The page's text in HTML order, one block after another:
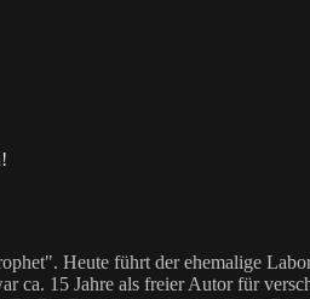
Heute führt der ehemalige
ca. 15 Jahre als freier Autor für